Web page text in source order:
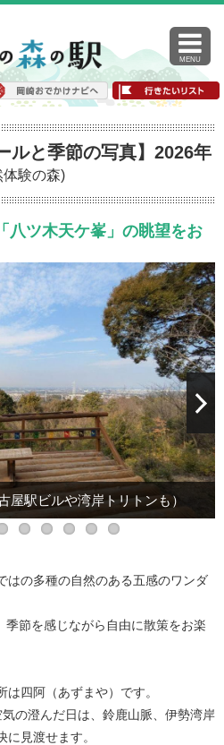
MENU
ルと季節の写真】2026年
体験の森)
八ツ木天ケ峯」の眺望をお
屋駅ビルや湾岸トリトンも）
方面が見渡せます）
管理棟、今シーズンも雪化粧あり
は館内でゆったりくつろぐことが
で飲食も可能です。）
ベンチもあります
れています。（多目的にはおむつ
台あり）
木陰で休憩できます
次リニューアルしています
自由に遊ぶことができます
・コナラ、80円／kg）
はの多種の自然のある五感のワンダ
節を感じながら自由に散策をお楽
四阿（あずまや）です。
の澄んだ日は、鈴鹿山脈、伊勢湾岸
見渡せます。